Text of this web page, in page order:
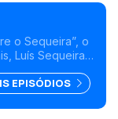
o Sequeira”, o
Luís Sequeira
e única de o
ainda, uma
EPISÓDIOS